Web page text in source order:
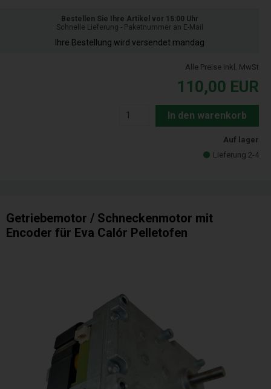
Bestellen Sie Ihre Artikel vor 15:00 Uhr
Schnelle Lieferung - Paketnummer an E-Mail
Ihre Bestellung wird versendet mandag
Alle Preise inkl. MwSt
110,00 EUR
In den warenkorb
Auf lager
Lieferung 2-4
Getriebemotor / Schneckenmotor mit
Encoder für Eva Calór Pelletofen